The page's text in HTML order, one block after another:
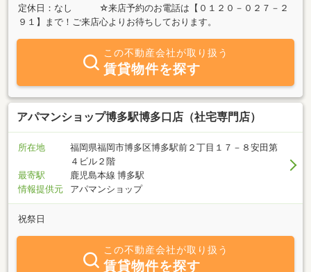
定休日：なし ☆来店予約のお電話は【０１２０－０２７－２
９１】まで！ご来店心よりお待ちしております。
この不動産会社が取り扱う
賃貸物件を探す
アパマンショップ博多駅博多口店（社宅専門店）
所在地
福岡県福岡市博多区博多駅前２丁目１７－８安田第
４ビル２階
最寄駅
鹿児島本線 博多駅
情報提供元
アパマンショップ
祝祭日
この不動産会社が取り扱う
賃貸物件を探す